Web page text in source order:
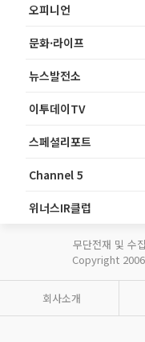
오피니언
문화·라이프
뉴스발전소
이투데이TV
스페셜리포트
Channel 5
위너스IR클럽
무단전재 및 수
Copyright
회사소개